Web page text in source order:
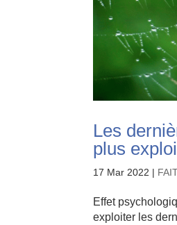
Les
plus
17 Mar 2022 |
Effet
exploiter les